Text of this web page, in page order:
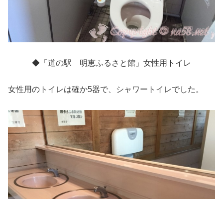
◆「道の駅 明恵ふるさと館」女性用トイレ
女性用のトイレは確か5器で、シャワートイレでした。